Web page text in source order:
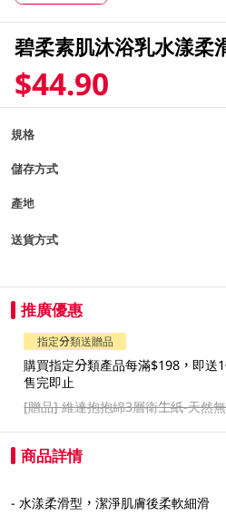
碧柔素肌沐浴乳水漾柔
$44.90
規格
儲存方式
產地
送貨方式
推廣優惠
指定分類送贈品
購買指定分類產品每滿$198，即送
售完即止
[贈品]維達抱抱綿3層衛生紙-天然
商品詳情
- 水漾柔滑型，潔淨肌膚後柔軟細滑